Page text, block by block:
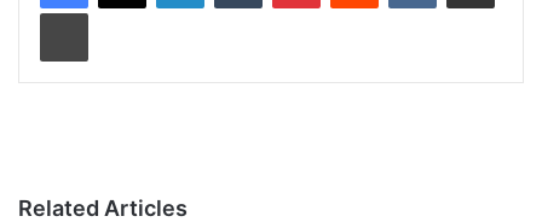
Print
Related Articles